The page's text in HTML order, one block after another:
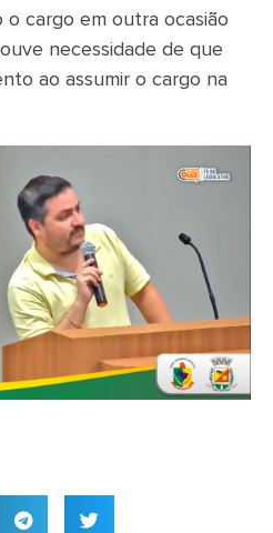
o cargo em outra ocasião
necessidade de que
ao assumir o cargo na